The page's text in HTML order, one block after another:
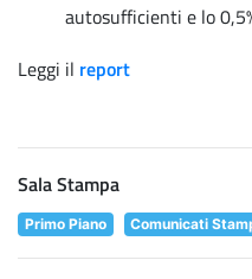
autosufficienti e lo
Leggi il report
Sala Stampa
Primo Piano Comunicati